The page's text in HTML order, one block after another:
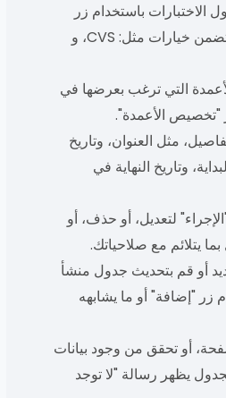
الاختبارات باستخدام زر
"تصدير" الذي يتضمن خيارات مثل: CVS، و
التي ترغب بعرضها في
"تخصيص الأعمدة".
مثل العنوان، وتاريخ
وتاريخ النهاية في
لتعديل، أو حذف، أو
يتلائم مع صلاحياتك.
أو قم بتحديث جدول منشأ
زر "إضافة" أو ما يشابهه
أو تحقق من وجود بيانات
يظهر رسالة "لا توجد